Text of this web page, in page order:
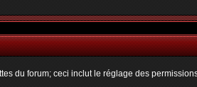
du forum; ceci inclut le réglage des